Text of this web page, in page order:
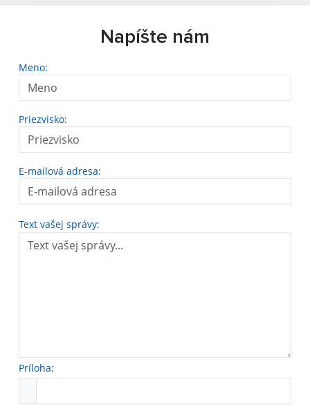
Napíšte nám
Meno:
Priezvisko:
E-mailová adresa:
Text vašej správy:
Príloha: